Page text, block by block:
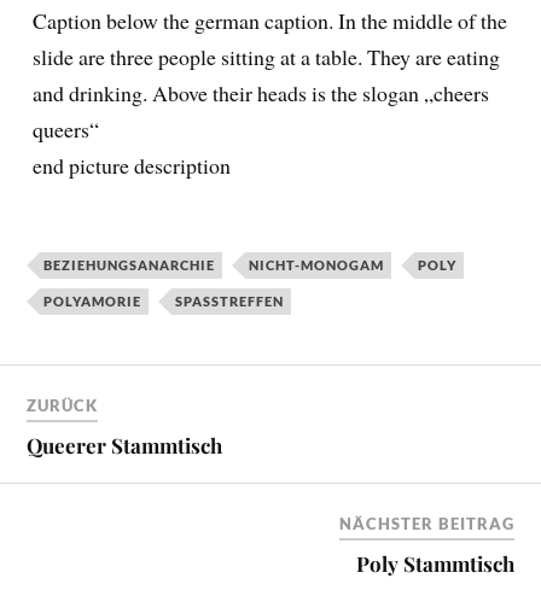
Caption below the german caption. In the middle of the
slide are three people sitting at a table. They are eating
and drinking. Above their heads is the slogan „cheers
queers“
end picture description
BEZIEHUNGSANARCHIE NICHT-MONOGAM POLY
POLYAMORIE SPASSTREFFEN
ZURÜCK
Queerer Stammtisch
NÄCHSTER BEITRAG
Poly Stammtisch